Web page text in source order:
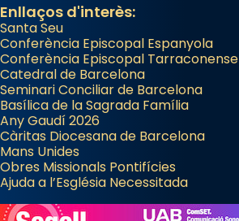
Enllaços d'interès:
Santa Seu
Conferència Episcopal Espanyola
Conferència Episcopal Tarraconense
Catedral de Barcelona
Seminari Conciliar de Barcelona
Basílica de la Sagrada Família
Any Gaudí 2026
Càritas Diocesana de Barcelona
Mans Unides
Obres Missionals Pontifícies
Ajuda a l’Església Necessitada